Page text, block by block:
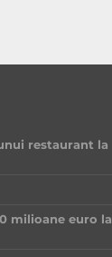
restaurant la
milioane euro la